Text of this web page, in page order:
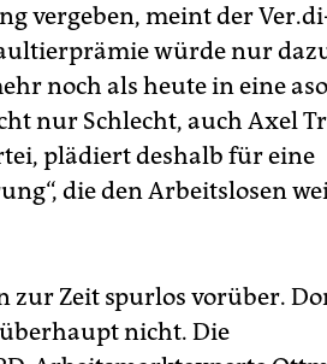
vergeben, meint der
würde nur
noch als heute in eine
nur Schlecht, auch Axel
plädiert deshalb für eine
die den Arbeitslosen
zur Zeit spurlos vorüber.
nicht. Die